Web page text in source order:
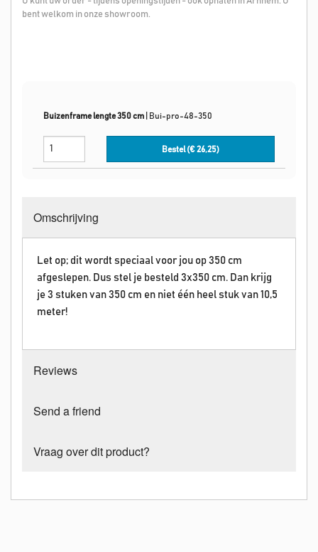
bent welkom in onze showroom.
Buizenframe lengte 350 cm Bui-pro-48-350
Bestel (€26,25)
Omschrijving
Let op; dit wordt speciaal voor jou op 350 cm
afgeslepen. Dus stel je besteld 3x350 cm. Dan krijg
je 3 stuken van 350 cm en niet één heel stuk van 10,5
meter!
Reviews
Send a friend
Vraag over dit product?